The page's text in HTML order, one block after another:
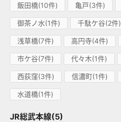
飯田橋(10件) 亀戸(3件)
御茶ノ水(1件) 千駄ケ谷(2件)
浅草橋(7件) 高円寺(4件)
市ケ谷(7件) 代々木(1件)
西荻窪(3件) 信濃町(1件)
水道橋(1件)
JR総武本線(5)